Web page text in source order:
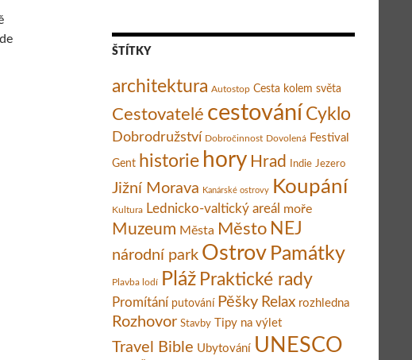
a kde je můžete na Novém Zélandu spatřit?
ŠTÍTKY
architektura Autostop Cesta kolem světa
Cestovatelé cestování Cyklo
Dobrodružství Dobročinnost Dovolená Festival
Gent historie hory Hrad Indie Jezero
Jižní Morava Kanárské ostrovy Koupání
Kultura Lednicko-valtický areál moře
Muzeum Města Město NEJ
národní park Ostrov Památky
Plavba lodí Pláž Praktické rady
Promítání putování Pěšky Relax rozhledna
Rozhovor Stavby Tipy na výlet
Travel Bible Ubytování UNESCO